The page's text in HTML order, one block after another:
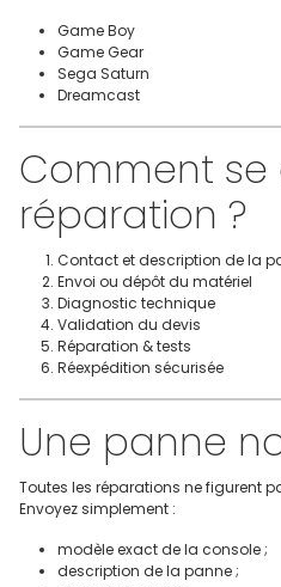
Game Boy
Game Gear
Sega Saturn
Dreamcast
Comment se
réparation ?
Contact et description de la
Envoi ou dépôt du matériel
Diagnostic technique
Validation du devis
Réparation & tests
Réexpédition sécurisée
Une panne
Toutes les réparations ne figurent
Envoyez simplement :
modèle exact de la console ;
description de la panne ;